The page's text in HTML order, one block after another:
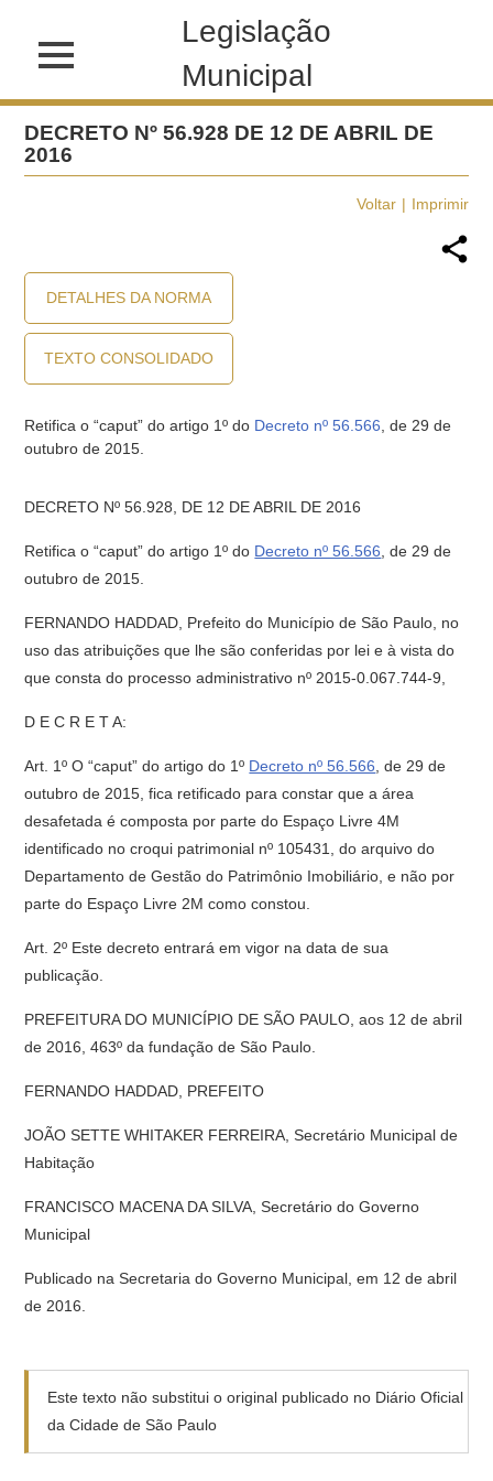
Legislação
Municipal
DECRETO Nº 56.928 DE 12 DE ABRIL DE
2016
Voltar Imprimir
DETALHES DA NORMA
TEXTO CONSOLIDADO
Retifica o “caput” do artigo 1º do Decreto nº 56.566 , de 29 de
outubro de 2015.
DECRETO Nº 56.928, DE 12 DE ABRIL DE 2016
Retifica o “caput” do artigo 1º do Decreto nº 56.566 , de 29 de
outubro de 2015.
FERNANDO HADDAD, Prefeito do Município de São Paulo, no
uso das atribuições que lhe são conferidas por lei e à vista do
que consta do processo administrativo nº 2015-0.067.744-9,
D E C R E T A:
Art. 1º O “caput” do artigo do 1º Decreto nº 56.566 , de 29 de
outubro de 2015, fica retificado para constar que a área
desafetada é composta por parte do Espaço Livre 4M
identificado no croqui patrimonial nº 105431, do arquivo do
Departamento de Gestão do Patrimônio Imobiliário, e não por
parte do Espaço Livre 2M como constou.
Art. 2º Este decreto entrará em vigor na data de sua
publicação.
PREFEITURA DO MUNICÍPIO DE SÃO PAULO, aos 12 de abril
de 2016, 463º da fundação de São Paulo.
FERNANDO HADDAD, PREFEITO
JOÃO SETTE WHITAKER FERREIRA, Secretário Municipal de
Habitação
FRANCISCO MACENA DA SILVA, Secretário do Governo
Municipal
Publicado na Secretaria do Governo Municipal, em 12 de abril
de 2016.
Este texto não substitui o original publicado no Diário Oficial
da Cidade de São Paulo